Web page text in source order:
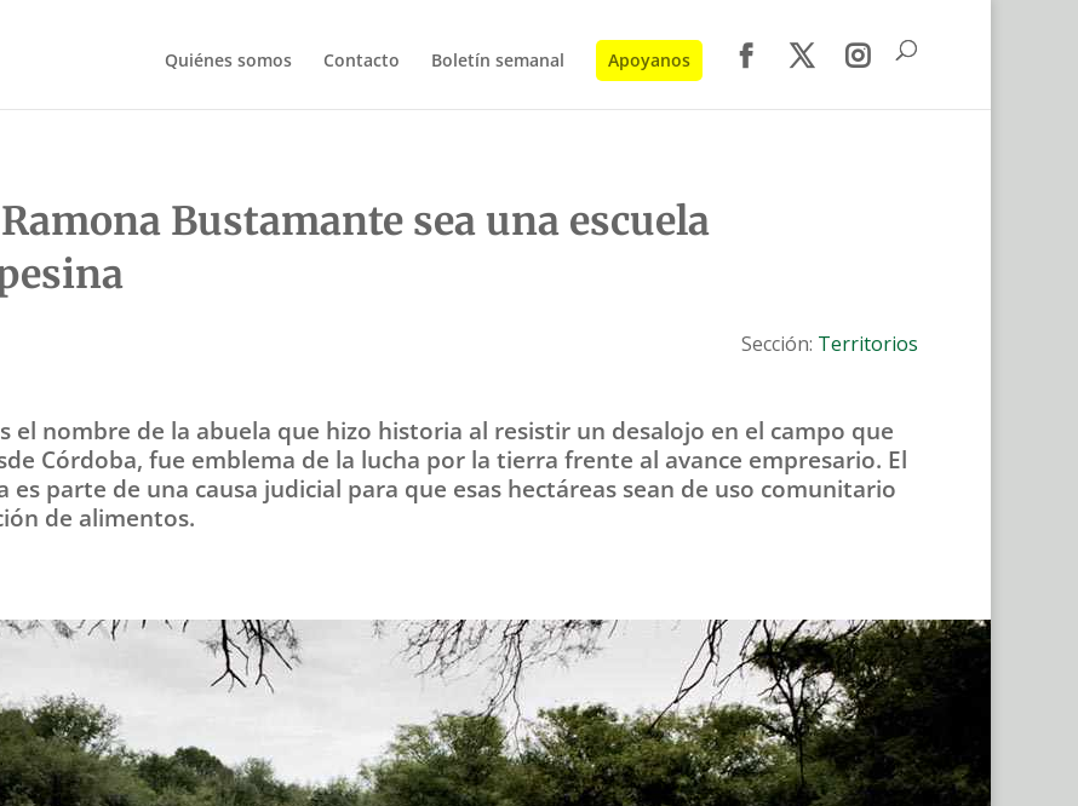
Quiénes somos Contacto Boletín semanal Apoyanos
Bustamante sea una escuela
Sección: Territorios
el nombre de la abuela que hizo historia al resistir un desalojo en el campo que
Córdoba, fue emblema de la lucha por la tierra frente al avance empresario. El
parte de una causa judicial para que esas hectáreas sean de uso comunitario
de alimentos.